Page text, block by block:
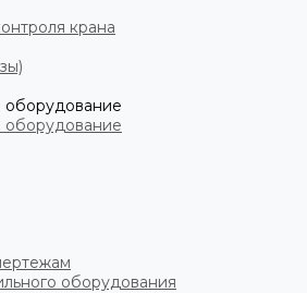
крана
оборудование
оборудование
оборудования